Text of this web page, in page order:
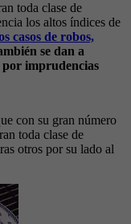
toda clase de
los altos índices de
casos de robos,
se dan a
por imprudencias
con su gran número
toda clase de
otros por su lado al